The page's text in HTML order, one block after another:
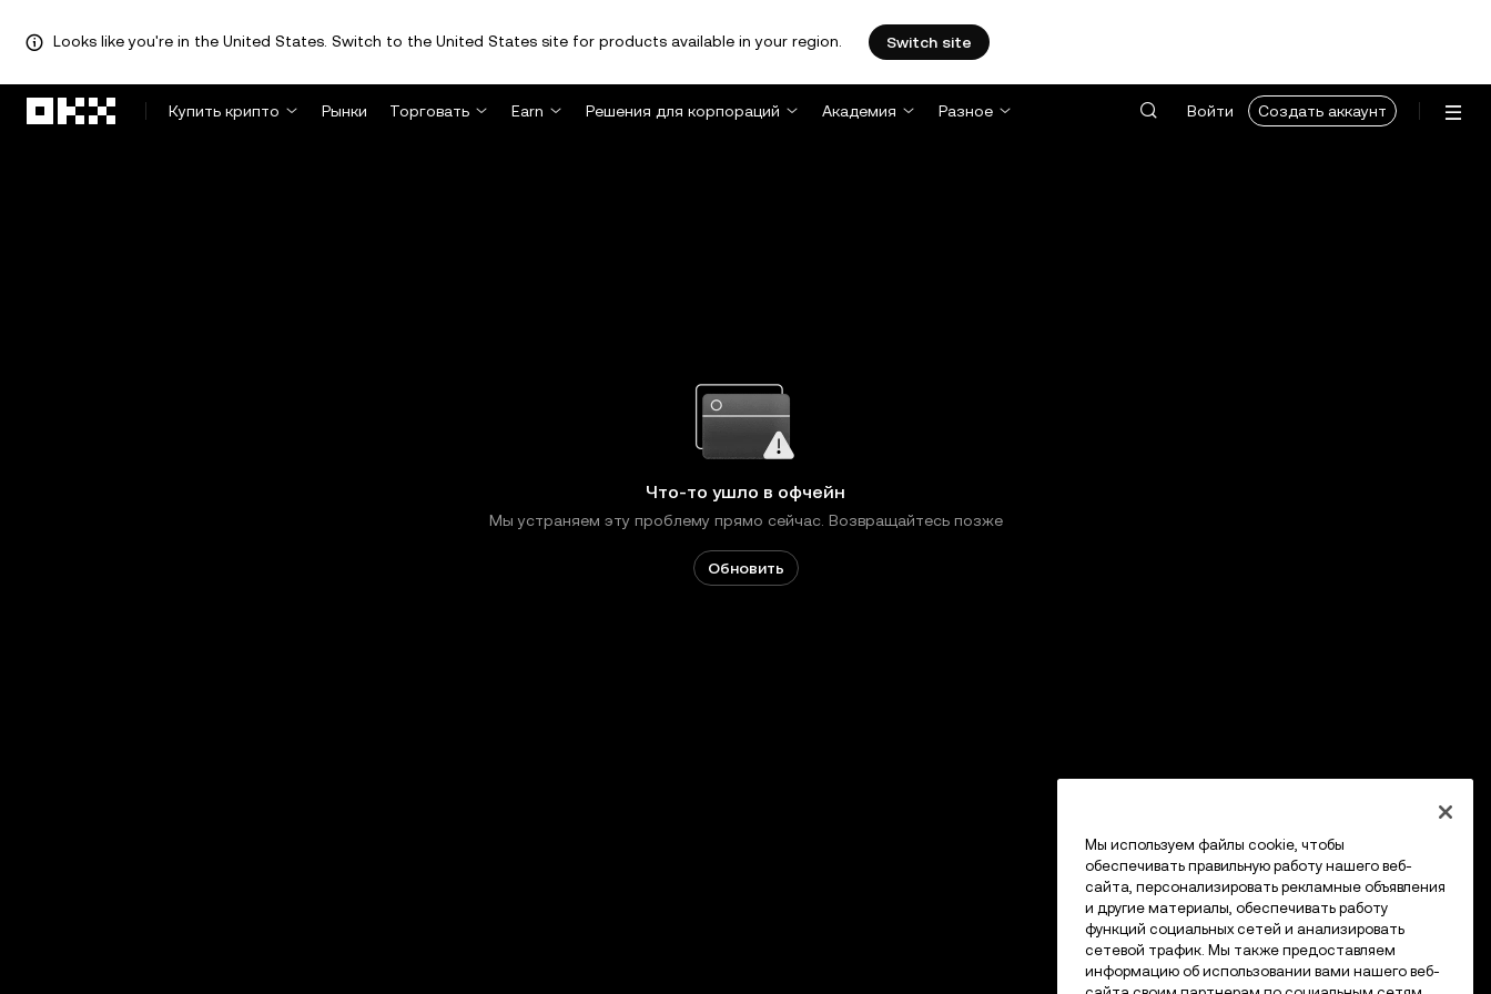
Looks like you're in the United States. Switch to the United States site for products available in your region. Switch site
Купить крипто
Рынки Торговать Earn Решения для корпораций Академия Разное Войти Создать аккаунт
Что-то ушло в офчейн
Мы устраняем эту проблему прямо сейчас. Возвращайтесь позже
Обновить
Мы используем файлы cookie, чтобы
обеспечивать правильную работу нашего веб-
сайта, персонализировать рекламные объявления
и другие материалы, обеспечивать работу
функций социальных сетей и анализировать
сетевой трафик. Мы также предоставляем
информацию об использовании вами нашего веб-